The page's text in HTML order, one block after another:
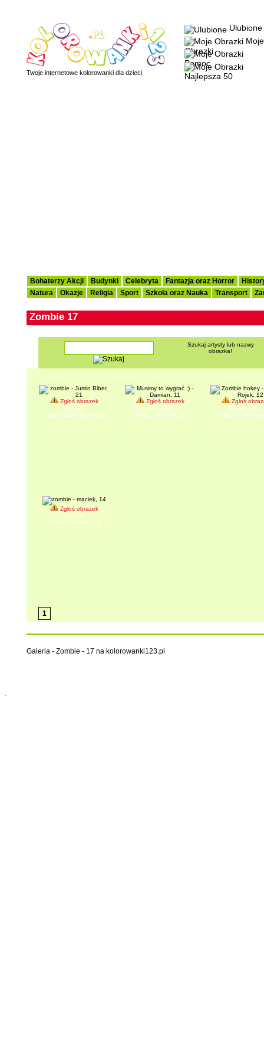
Twoje internetowe kolorowanki dla dzieci
Ulubione
Moje
Obrazki
Pomoc
Najlepsza 50
Bohaterzy Akcji Budynki Celebryta Fantazja oraz Horror
Natura
Okazje Religia Sport Szkoła oraz Nauka Transport
Zombie 17
Szukaj artysty lub nazwy
obrazka!
Zgłoś obrazek
zombie
Przez: Justin Biber, 21
Zgłoś obrazek
Musimy to wygrać ;)
Przez: Damian, 11
Zgłoś
Zombie
Przez: Kamil
Zgłoś obrazek
zombie
Przez: maciek, 14
1
Galeria - Zombie - 17 na kolorowanki123.pl
.